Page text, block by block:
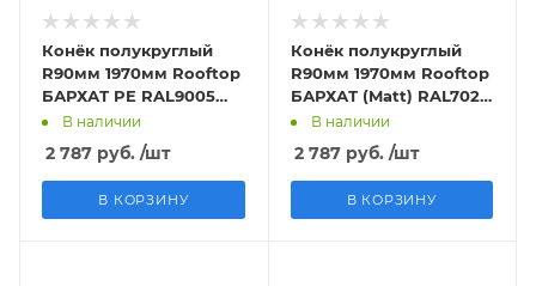
Конёк полукруглый
R90мм 1970мм Rooftop
БАРХАТ PE RAL9005
0,5мм Zn180
В наличии
2 787 руб. /шт
В КОРЗИНУ
Конёк полукруглый
R90мм 1970мм Rooftop
БАРХАТ (Matt) RAL7024
PE 0,5мм Zn180
В наличии
2 787руб. /шт
В КОРЗИНУ